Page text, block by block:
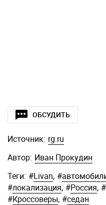
ОБСУДИТЬ
Источник: rg.ru
Автор: Иван Прокудин
Теги: #Livan, #
#локализация, #Россия, #
#Кроссоверы, #седан